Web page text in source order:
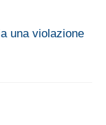
una violazione